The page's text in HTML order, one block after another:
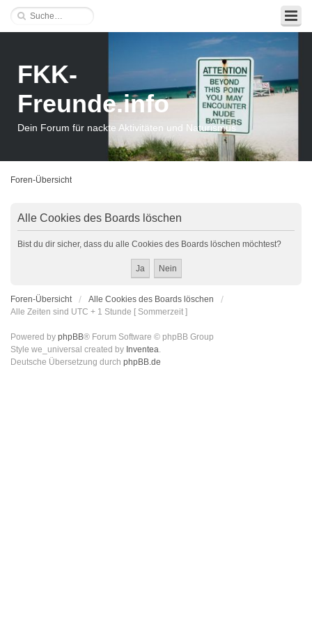
FKK-
Freunde.info
Dein Forum für nackte Aktivitäten und Naturismus
Foren-Übersicht
Alle Cookies des Boards löschen
Bist du dir sicher, dass du alle Cookies des Boards löschen möchtest?
Foren-Übersicht
Alle Cookies des Boards löschen
Alle Zeiten sind UTC + 1 Stunde [ Sommerzeit ]
Powered by phpBB® Forum Software © phpBB Group
Style we_universal created by Inventea.
Deutsche Übersetzung durch phpBB.de